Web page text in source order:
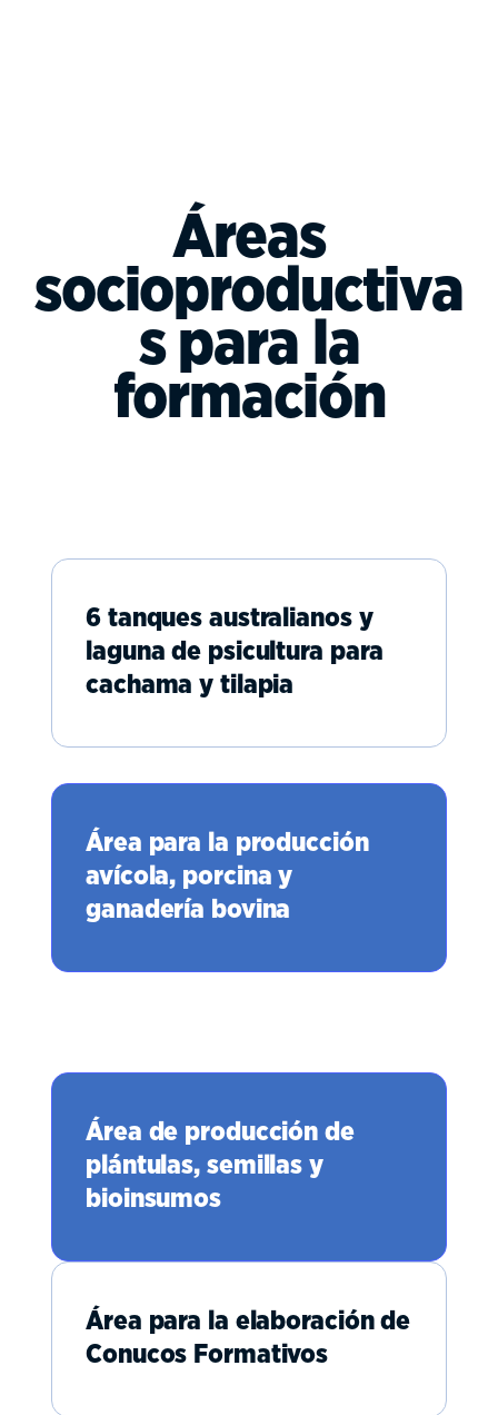
Áreas
socioproductiva
s para la
formación
6 tanques australianos y
laguna de psicultura para
cachama y tilapia
Área para la producción
avícola, porcina y
ganadería bovina
Área de producción de
plántulas, semillas y
bioinsumos
Área para la elaboración de
Conucos Formativos